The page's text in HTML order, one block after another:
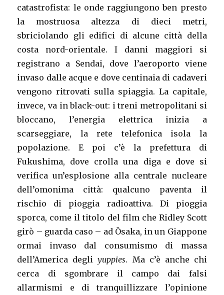
catastrofista: le onde raggiungono ben presto
la mostruosa altezza di dieci metri,
sbriciolando gli edifici di alcune città della
costa nord-orientale. I danni maggiori si
registrano a Sendai, dove l’aeroporto viene
invaso dalle acque e dove centinaia di cadaveri
vengono ritrovati sulla spiaggia. La capitale,
invece, va in black-out: i treni metropolitani si
bloccano, l’energia elettrica inizia a
scarseggiare, la rete telefonica isola la
popolazione. E poi c’è la prefettura di
Fukushima, dove crolla una diga e dove si
verifica un’esplosione alla centrale nucleare
dell’omonima città: qualcuno paventa il
rischio di pioggia radioattiva. Di pioggia
sporca, come il titolo del film che Ridley Scott
girò – guarda caso – ad Ōsaka, in un Giappone
ormai invaso dal consumismo di massa
dell’America degliyuppies. Ma c’è anche chi
cerca di sgombrare il campo dai falsi
allarmismi e di tranquillizzare l’opinione